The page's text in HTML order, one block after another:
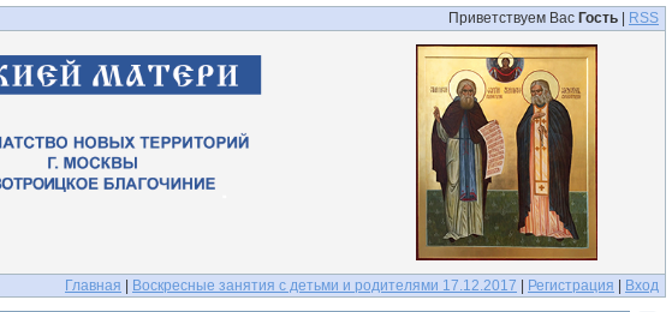
Приветствуем Вас Гость RSS
Главная Воскресные занятия с детьми и родителями 17.12.2017 Регистрация Вход